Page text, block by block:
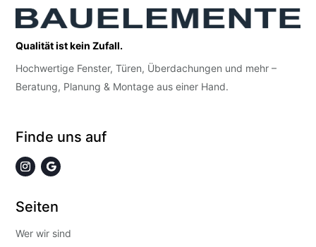
Qualität ist kein Zufall.
Hochwertige Fenster, Türen, Überdachungen und mehr –
Beratung, Planung & Montage aus einer Hand.
Finde uns auf
Seiten
Wer wir sind